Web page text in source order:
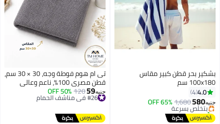
بشكير بحر قطن كبير مقاس
100x180 سم
4.0
4
جنيه580
1,680
65% OFF
#20 في مناشف الشاطئ
توصيل مجاني
بتخلّص بسرعة
تم بيع +10 مؤخرًا
#20 في مناشف الشاطئ
تى ام هوم فوطة وجه، 30 × 30 سم،
قطن مصري 100%، ناعم وعالي
الامتصاص، سريع الجفاف، جودة
فندقية فاخرة
جنيه59
120
50% OFF #26 في مناشف الحمام
توصيل مجاني